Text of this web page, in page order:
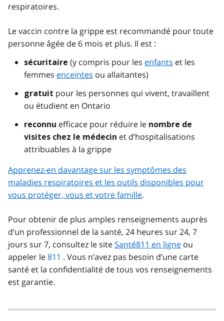
respiratoires.
Le vaccin contre la grippe est recommandé pour toute
personne âgée de 6 mois et plus. Il est :
sécuritaire (y compris pour les enfants et les
femmes enceintes ou allaitantes)
gratuit pour les personnes qui vivent, travaillent
ou étudient en Ontario
reconnu efficace pour réduire le nombre de
visites chez le médecin et d’hospitalisations
attribuables à la grippe
Apprenez-en davantage sur les symptômes des
maladies respiratoires et les outils disponibles pour
vous protéger, vous et votre famille.
Pour obtenir de plus amples renseignements auprès
d’un professionnel de la santé, 24 heures sur 24, 7
jours sur 7, consultez le siteSanté811 en ligne ou
appeler le811 . Vous n’avez pas besoin d’une carte
santé et la confidentialité de tous vos renseignements
est garantie.